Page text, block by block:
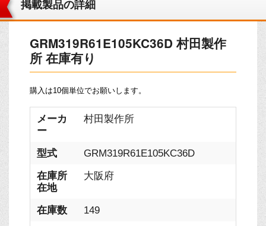
掲載製品の詳細
GRM319R61E105KC36D 村田製作
所 在庫有り
購入は10個単位でお願いします。
メーカ
ー
村田製作所
型式
GRM319R61E105KC36D
在庫所
在地
大阪府
在庫数
149